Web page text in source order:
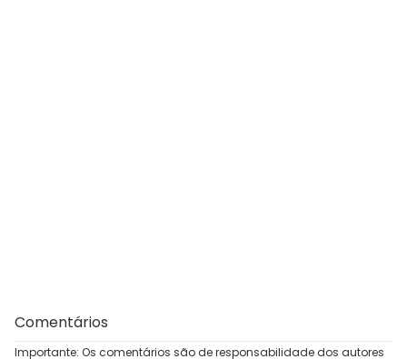
Comentários
Importante: Os comentários são de responsabilidade dos autores